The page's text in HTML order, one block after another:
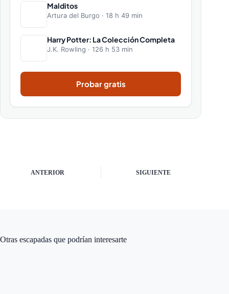
Malditos
Artura del Burgo · 18 h 49 min
Harry Potter: La Colección Completa
J.K. Rowling · 126 h 53 min
Probar gratis
ANTERIOR SIGUIENTE
Otras escapadas que podrían interesarte